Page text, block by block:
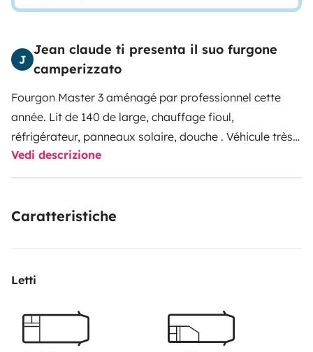
J
Jean claude ti presenta il suo furgone
camperizzato
Fourgon Master 3 aménagé par professionnel cette
année. Lit de 140 de large, chauffage fioul,
réfrigérateur, panneaux solaire, douche . Véhicule très
discret. Aucune manipulation pour profiter du vehicule
....vous vous posez, vous vous couchez... Possibilité de
Grenoble. Pret de porte vélo possible sur demande.
Vedi descrizione
Caratteristiche
Letti